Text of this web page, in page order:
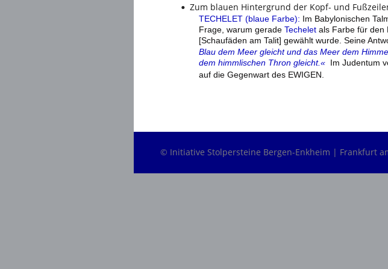
• Zum blauen Hintergrund der Kopf- und
TECHELET (blaue Farbe): Im Babylonischen
Frage, warum gerade Techelet als Farbe für den
[Schaufäden am Talit] gewählt wurde. Seine
Blau dem Meer gleicht und das Meer dem
dem himmlischen Thron gleicht.«
Im Judentum
auf die Gegenwart des EWIGEN.
© Initiative Stolpersteine Bergen-Enkheim | Frankfurt